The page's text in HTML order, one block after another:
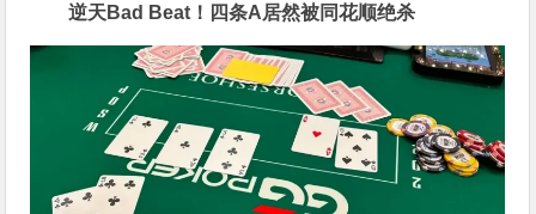
逆天Bad Beat！四条A居然被同花顺绝杀